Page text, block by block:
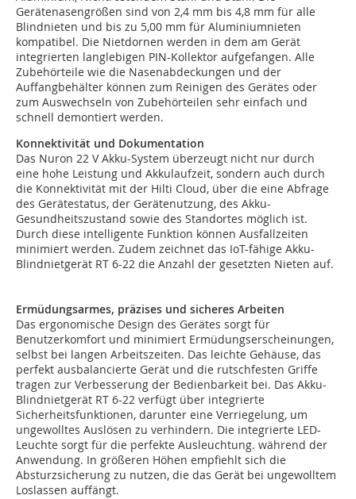
Gerätenasengrößen sind von 2,4 mm bis 4,8 mm für alle
Blindnieten und bis zu 5,00 mm für Aluminiumnieten
kompatibel. Die Nietdornen werden in dem am Gerät
integrierten langlebigen PIN-Kollektor aufgefangen. Alle
Zubehörteile wie die Nasenabdeckungen und der
Auffangbehälter können zum Reinigen des Gerätes oder
zum Auswechseln von Zubehörteilen sehr einfach und
schnell demontiert werden.
Konnektivität und Dokumentation
Das Nuron 22 V Akku-System überzeugt nicht nur durch
eine hohe Leistung und Akkulaufzeit, sondern auch durch
die Konnektivität mit der Hilti Cloud, über die eine Abfrage
des Gerätestatus, der Gerätenutzung, des Akku-
Gesundheitszustand sowie des Standortes möglich ist.
Durch diese intelligente Funktion können Ausfallzeiten
minimiert werden. Zudem zeichnet das IoT-fähige Akku-
Blindnietgerät RT 6-22 die Anzahl der gesetzten Nieten auf.
Ermüdungsarmes, präzises und sicheres Arbeiten
Das ergonomische Design des Gerätes sorgt für
Benutzerkomfort und minimiert Ermüdungserscheinungen,
selbst bei langen Arbeitszeiten. Das leichte Gehäuse, das
perfekt ausbalancierte Gerät und die rutschfesten Griffe
tragen zur Verbesserung der Bedienbarkeit bei. Das Akku-
Blindnietgerät RT 6-22 verfügt über integrierte
Sicherheitsfunktionen, darunter eine Verriegelung, um
ungewolltes Auslösen zu verhindern. Die integrierte LED-
Leuchte sorgt für die perfekte Ausleuchtung. während der
Anwendung. In größeren Höhen empfiehlt sich die
Absturzsicherung zu nutzen, die das Gerät bei ungewolltem
Loslassen auffängt.